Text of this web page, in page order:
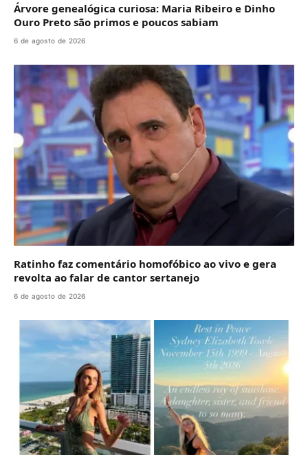
Árvore genealógica curiosa: Maria Ribeiro e Dinho
Ouro Preto são primos e poucos sabiam
6 de agosto de 2026
Ratinho faz comentário homofóbico ao vivo e gera
revolta ao falar de cantor sertanejo
6 de agosto de 2026